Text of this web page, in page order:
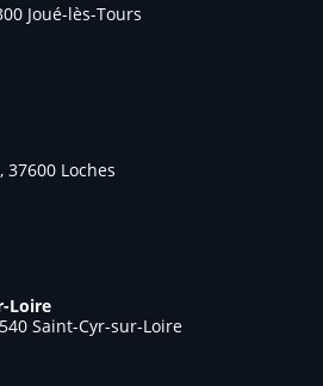
Joué-lès-Tours
37600 Loches
Loire
Saint-Cyr-sur-Loire